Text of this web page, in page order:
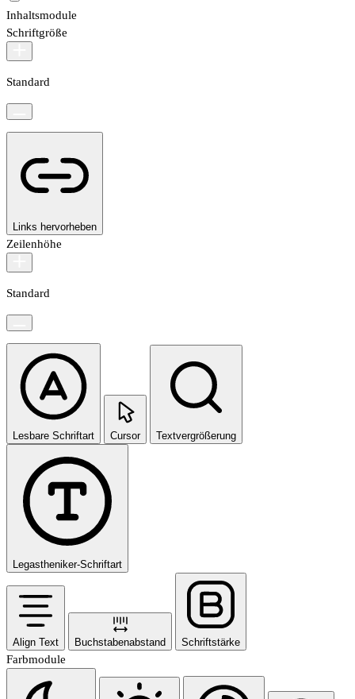
Inhaltsmodule
Schriftgröße
Standard
Links hervorheben
Zeilenhöhe
Standard
Lesbare Schriftart Cursor Textvergrößerung
Legastheniker-Schriftart
Align Text Buchstabenabstand Schriftstärke
Farbmodule